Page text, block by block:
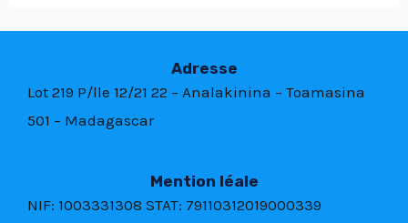
Adresse
Lot 219 P/lle 12/21 22 – Analakinina – Toamasina
501 – Madagascar
Mention léale
NIF: 1003331308 STAT: 79110312019000339